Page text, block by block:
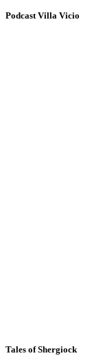
Podcast Villa Vicio
Tales of Shergiock